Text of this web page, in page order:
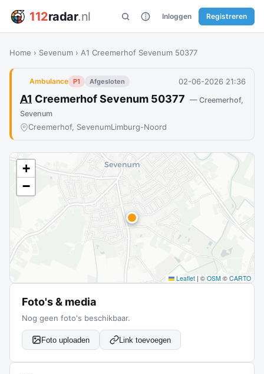
112radar.nl Inloggen Registreren
Home › Sevenum › A1 Creemerhof Sevenum 50377
Ambulance P1 Afgesloten 02-06-2026 21:36
A1 Creemerhof Sevenum 50377 — Creemerhof,
Sevenum
Creemerhof, SevenumLimburg-Noord
+
−
Leaflet | © OSM © CARTO
Foto's & media
Nog geen foto's beschikbaar.
Foto uploaden Link toevoegen